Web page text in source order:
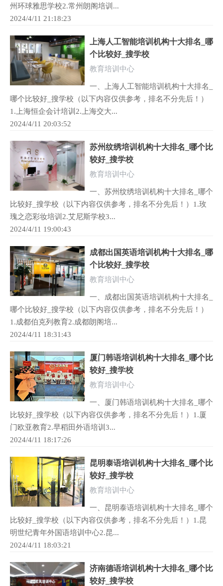
州环球雅思学校2.常州朗阁培训...
2024/4/11 21:18:23
上海人工智能培训机构十大排名_哪
个比较好_搜学校
教育培训中心
一、上海人工智能培训机构十大排名_
哪个比较好_搜学校（以下内容仅供参考，排名不分先后！）
1.上海恒企会计培训2.上海交大...
2024/4/11 20:03:52
苏州纹绣培训机构十大排名_哪个比
较好_搜学校
教育培训中心
一、苏州纹绣培训机构十大排名_哪个
比较好_搜学校（以下内容仅供参考，排名不分先后！）1.玫
瑰之恋彩妆培训2.艾尼斯学校3...
2024/4/11 19:00:43
成都出国英语培训机构十大排名_哪
个比较好_搜学校
教育培训中心
一、成都出国英语培训机构十大排名_
哪个比较好_搜学校（以下内容仅供参考，排名不分先后！）
1.成都伯克列教育2.成都朗阁培...
2024/4/11 18:31:43
厦门韩语培训机构十大排名_哪个比
较好_搜学校
教育培训中心
一、厦门韩语培训机构十大排名_哪个
比较好_搜学校（以下内容仅供参考，排名不分先后！）1.厦
门欧亚教育2.早稻田外语培训3...
2024/4/11 18:17:26
昆明泰语培训机构十大排名_哪个比
较好_搜学校
教育培训中心
一、昆明泰语培训机构十大排名_哪个
比较好_搜学校（以下内容仅供参考，排名不分先后！）1.昆
明世纪青年外国语培训中心2.昆...
2024/4/11 18:03:21
济南德语培训机构十大排名_哪个比
较好_搜学校